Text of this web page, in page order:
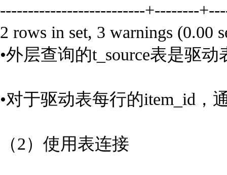
--------------------------+--------
2 rows in set, 3 warnings (0.00
•外层查询的t_source表是驱
•对于驱动表每行的item_id，
（2）使用表连接